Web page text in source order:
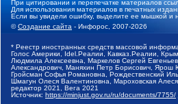
При цитировании и перепечатке материалов
Для использования материалов в печатных
Если вы увидели ошибку, выделите ее мышкой и
©Создание сайта - Инфорос, 2007-2026
* Реестр иностранных средств массовой
Голос Америки, Idel.Реалии, Кавказ.Реалии,
Людмила Алексеевна, Маркелов Сергей
Александрович, Маняхин Петр Борисович, Ярош
Гройсман Софья Романовна, Рождественский
Шмагун Олеся Валентиновна, Мароховская
редактор 2021, Вега 2021
Источник: https://minjust.gov.ru/ru/documents/7755/